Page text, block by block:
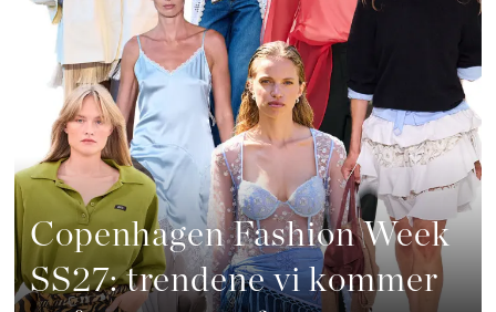
Copenhagen Fashion Week
SS27: trendene vi kommer